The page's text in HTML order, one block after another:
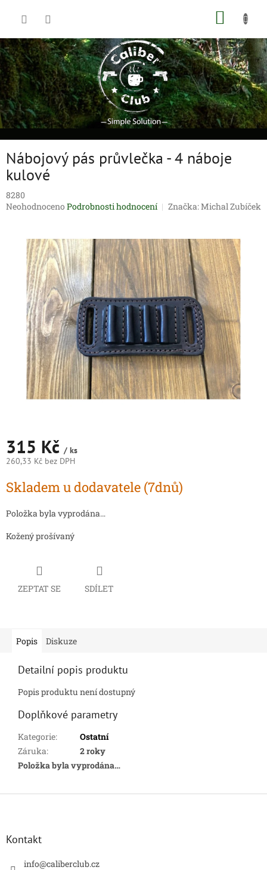
Nábojový pás průvlečka - 4 náboje
kulové
8280
Průměrné
hvězdiček.
Neohodnoceno Podrobnosti hodnocení Značka:Michal Zubíček
315 Kč / ks
260,33 Kč bez DPH
cena:
Skladem u dodavatele (7dnů)
Položka byla vyprodána…
Kožený prošívaný
ZEPTAT SE SDÍLET
Popis Diskuze
Detailní popis produktu
Popis produktu není dostupný
Doplňkové parametry
Kategorie:
Ostatní
Záruka:
2 roky
Položka byla vyprodána…
Z
Kontakt
info@caliberclub.cz